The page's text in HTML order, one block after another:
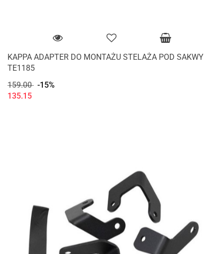
KAPPA ADAPTER DO MONTAŻU STELAŻA POD SAKWY
TE1185
159.00 -15%
135.15